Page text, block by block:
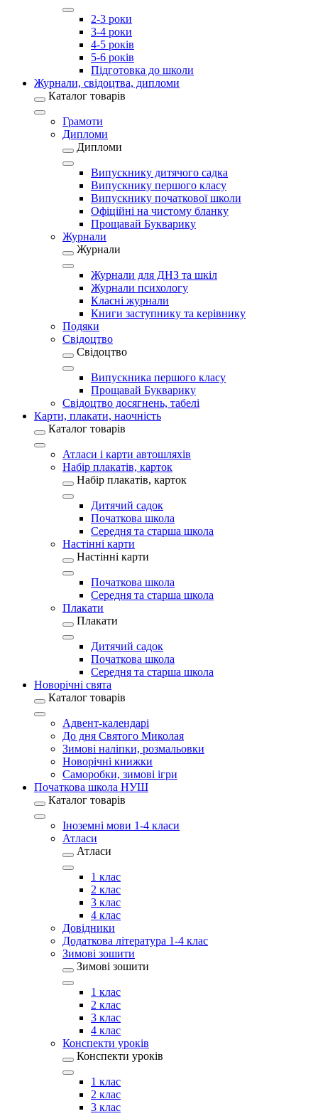
2-3 роки
3-4 роки
4-5 років
5-6 років
Підготовка до школи
Журнали, свідоцтва, дипломи
Каталог товарів
Грамоти
Дипломи
Дипломи
Випускнику дитячого садка
Випускнику першого класу
Випускнику початкової школи
Офіційні на чистому бланку
Прощавай Букварику
Журнали
Журнали
Журнали для ДНЗ та шкіл
Журнали психологу
Класні журнали
Книги заступнику та керівнику
Подяки
Свідоцтво
Свідоцтво
Випускника першого класу
Прощавай Букварику
Свідоцтво досягнень, табелі
Карти, плакати, наочність
Каталог товарів
Атласи і карти автошляхів
Набір плакатів, карток
Набір плакатів, карток
Дитячий садок
Початкова школа
Середня та старша школа
Настінні карти
Настінні карти
Початкова школа
Середня та старша школа
Плакати
Плакати
Дитячий садок
Початкова школа
Середня та старша школа
Новорічні свята
Каталог товарів
Адвент-календарі
До дня Святого Миколая
Зимові наліпки, розмальовки
Новорічні книжки
Саморобки, зимові ігри
Початкова школа НУШ
Каталог товарів
Іноземні мови 1-4 класи
Атласи
Атласи
1 клас
2 клас
3 клас
4 клас
Довідники
Додаткова література 1-4 клас
Зимові зошити
Зимові зошити
1 клас
2 клас
3 клас
4 клас
Конспекти уроків
Конспекти уроків
1 клас
2 клас
3 клас